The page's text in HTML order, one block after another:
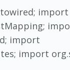
import
import